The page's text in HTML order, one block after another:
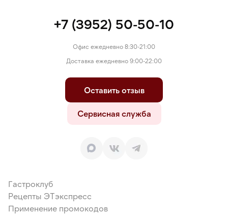
+7 (3952) 50-50-10
Офис ежедневно 8:30-21:00
Доставка ежедневно 9:00-22:00
Оставить отзыв
Сервисная служба
Гастроклуб
Рецепты ЭТэкспресс
Применение промокодов